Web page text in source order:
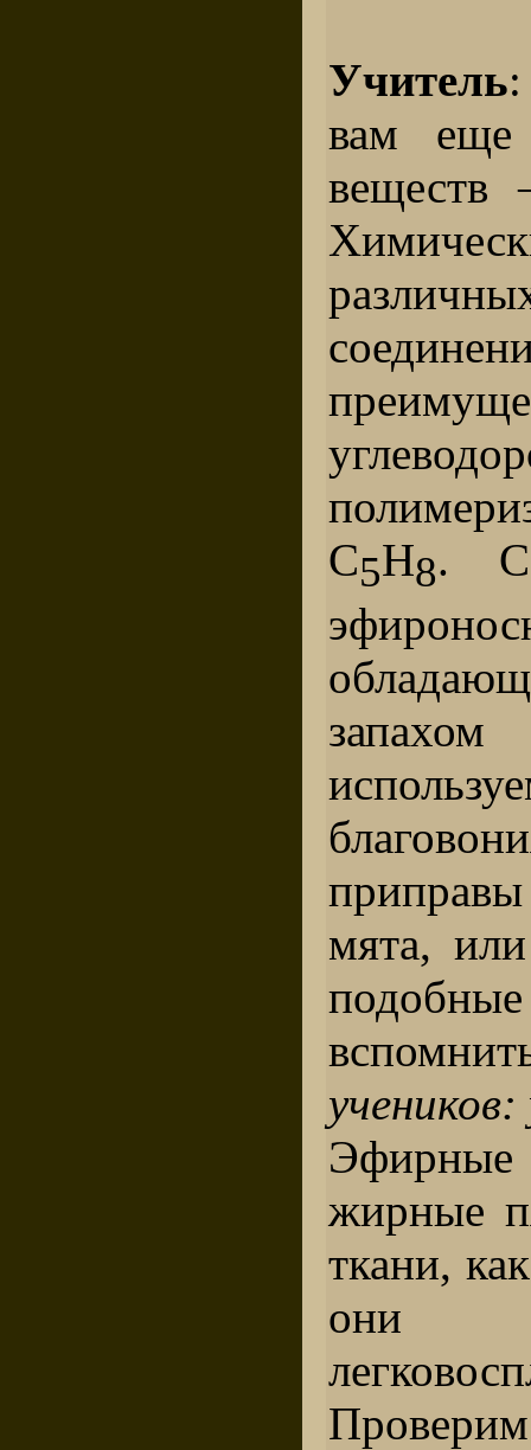
Учитель
вам еще
веществ
С5Н8.
мята,
жирные
ткани,
они